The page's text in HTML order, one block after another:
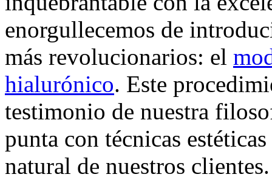
enorgullecemos de
más revolucionarios: el
hialurónico. Este
testimonio de nuestra
punta con técnicas
natural de nuestros clientes.